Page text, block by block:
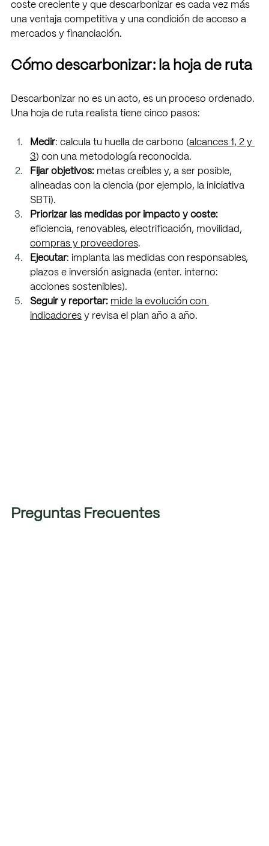
coste creciente y que descarbonizar es cada vez más
una ventaja competitiva y una condición de acceso a
mercados y financiación.
Cómo descarbonizar: la hoja de ruta
Descarbonizar no es un acto, es un proceso ordenado.
Una hoja de ruta realista tiene cinco pasos:
Medir: calcula tu huella de carbono (alcances 1, 2 y
3) con una metodología reconocida.
Fijar objetivos: metas creíbles y, a ser posible,
alineadas con la ciencia (por ejemplo, la iniciativa
SBTi).
Priorizar las medidas por impacto y coste:
eficiencia, renovables, electrificación, movilidad,
compras y proveedores.
Ejecutar: implanta las medidas con responsables,
plazos e inversión asignada (enter. interno:
acciones sostenibles).
Seguir y reportar: mide la evolución con
indicadores y revisa el plan año a año.
Preguntas Frecuentes